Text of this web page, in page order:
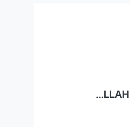
ABDULLAH AL MUAIOUF